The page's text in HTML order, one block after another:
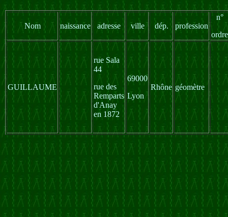
Nom naissance adresse ville dép. profession
n°
ordre
GUILLAUME
rue Sala
44
rue des
Remparts
d'Anay
en 1872
69000
Lyon
Rhône géomètre